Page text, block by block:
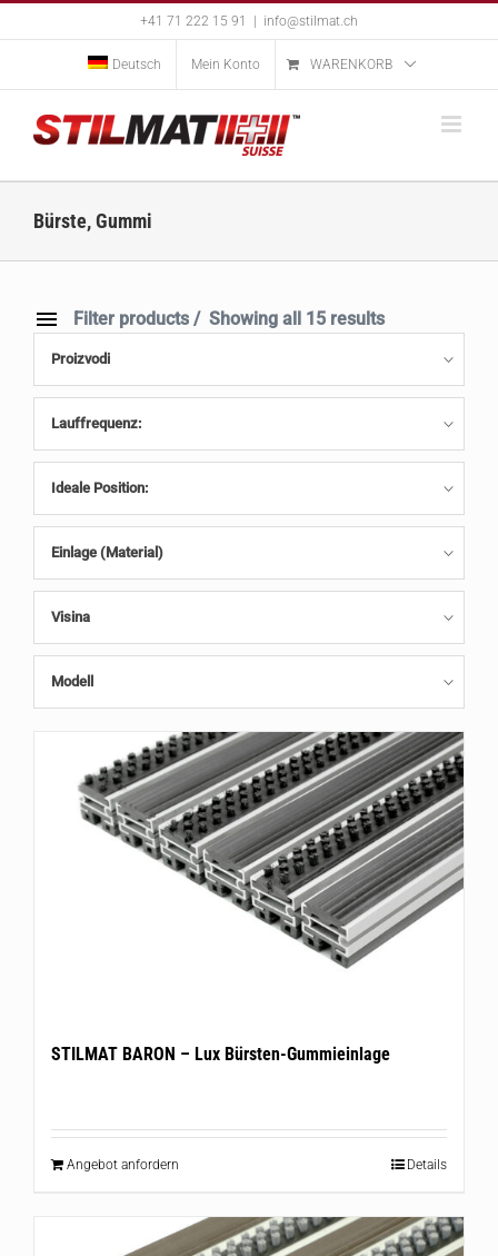
+41 71 222 15 91 info@stilmat.ch
Deutsch Mein Konto WARENKORB
Bürste, Gummi
Filter products Showing all 15 results
Proizvodi
Lauffrequenz:
Ideale Position:
Einlage (Material)
Visina
Modell
STILMAT BARON – Lux Bürsten-Gummieinlage
Angebot anfordern Details